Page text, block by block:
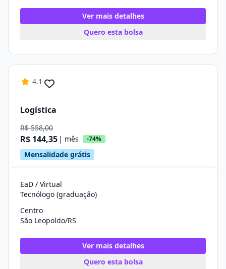
Ver mais detalhes
Quero esta bolsa
4.1
Logística
R$ 558,00
R$ 144,35 | mês -74%
Mensalidade grátis
EaD / Virtual
Tecnólogo (graduação)
Centro
São Leopoldo/RS
Ver mais detalhes
Quero esta bolsa